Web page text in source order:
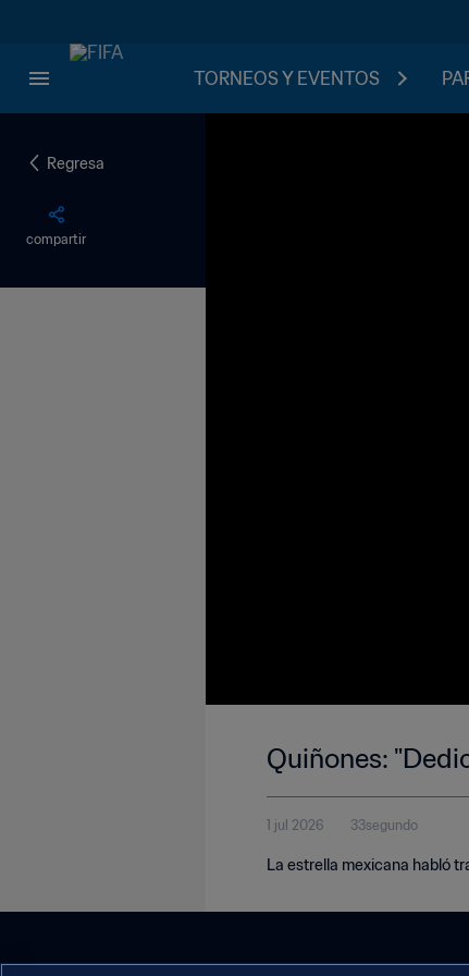
TORNEOS Y EVENTOS
Regresa
compartir
Quiñones:
1 jul 2026 33segundo
La estrella mexicana habló